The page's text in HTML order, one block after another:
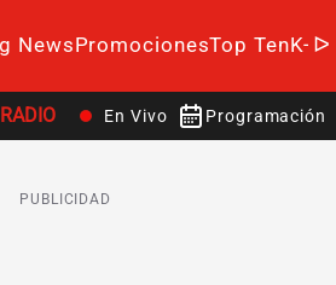
NewsPromocionesTop TenK-
RADIO En Vivo Programación
PUBLICIDAD